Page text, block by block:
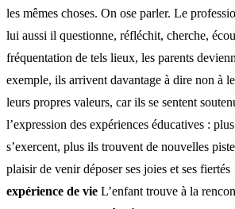
les mêmes choses. On ose parler. Le
lui aussi il questionne, réfléchit, cherche,
fréquentation de tels lieux, les parents
exemple, ils arrivent davantage à dire non à
leurs propres valeurs, car ils se sentent
l’expression des expériences éducatives :
s’exercent, plus ils trouvent de nouvelles
plaisir de venir déposer ses joies et ses fiertés
expérience de vie L’enfant trouve à la